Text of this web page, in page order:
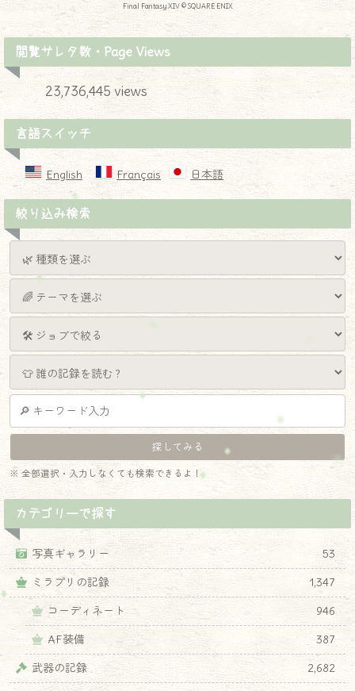
Final Fantasy XIV © SQUARE ENIX
閲覧サレタ数・Page Views
23,736,445 views
言語スイッチ
English Français 日本語
絞り込み検索
※ 全部選択・入力しなくても検索できるよ！
カテゴリーで探す
写真ギャラリー
53
ミラプリの記録
1,347
コーディネート
946
AF装備
387
武器の記録
2,682